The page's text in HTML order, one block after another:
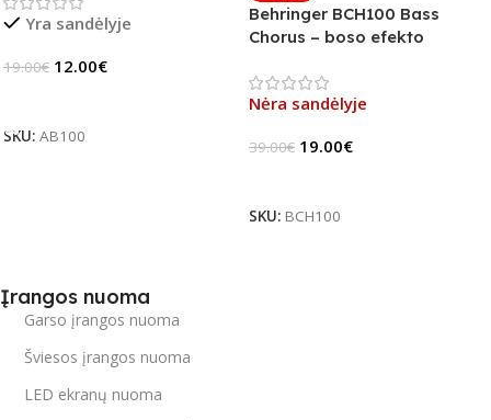
Yra sandėlyje
19.00€ 12.00€
SKU: AB100
Behringer BCH100 Bass
Chorus – boso efekto
Nėra sandėlyje
39.00€ 19.00€
SKU: BCH100
Įrangos nuoma
Garso įrangos nuoma
Šviesos įrangos nuoma
LED ekranų nuoma